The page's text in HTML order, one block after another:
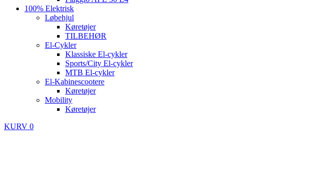
100% Elektrisk
Løbehjul
Køretøjer
TILBEHØR
El-Cykler
Klassiske El-cykler
Sports/City El-cykler
MTB El-cykler
El-Kabinescootere
Køretøjer
Mobility
Køretøjer
KURV 0